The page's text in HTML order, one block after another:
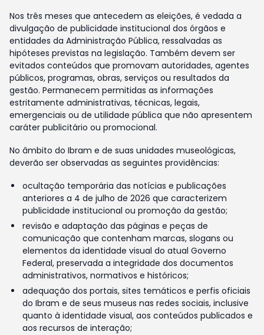
Nos três meses que antecedem as eleições, é vedada a
divulgação de publicidade institucional dos órgãos e
entidades da Administração Pública, ressalvadas as
hipóteses previstas na legislação. Também devem ser
evitados conteúdos que promovam autoridades, agentes
públicos, programas, obras, serviços ou resultados da
gestão. Permanecem permitidas as informações
estritamente administrativas, técnicas, legais,
emergenciais ou de utilidade pública que não apresentem
caráter publicitário ou promocional.
No âmbito do Ibram e de suas unidades museológicas,
deverão ser observadas as seguintes providências:
ocultação temporária das notícias e publicações
anteriores a 4 de julho de 2026 que caracterizem
publicidade institucional ou promoção da gestão;
revisão e adaptação das páginas e peças de
comunicação que contenham marcas, slogans ou
elementos da identidade visual do atual Governo
Federal, preservada a integridade dos documentos
administrativos, normativos e históricos;
adequação dos portais, sites temáticos e perfis oficiais
do Ibram e de seus museus nas redes sociais, inclusive
quanto à identidade visual, aos conteúdos publicados e
aos recursos de interação;